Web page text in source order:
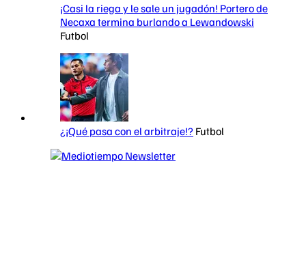
¡Casi la riega y le sale un jugadón! Portero de
Necaxa termina burlando a Lewandowski
Futbol
¿¡Qué pasa con el arbitraje!? Futbol